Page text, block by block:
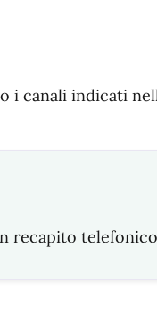
i canali indicati
recapito